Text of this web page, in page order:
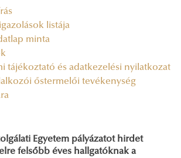
listája
minta
tájékoztató és adatkezelési nyilatkozat
őstermelői tevékenység
Egyetem pályázatot hirdet
felsőbb éves hallgatóknak a